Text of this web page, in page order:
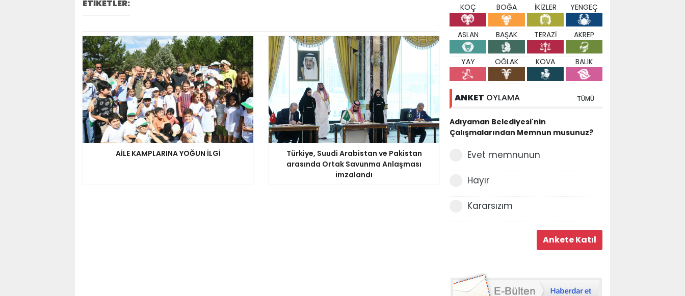
ETİKETLER:
AİLE KAMPLARINA YOĞUN İLGİ
Türkiye, Suudi Arabistan ve Pakistan
arasında Ortak Savunma Anlaşması
imzalandı
KOÇ BOĞA İKİZLER YENGEÇ
ASLAN BAŞAK TERAZİ AKREP
YAY OĞLAK KOVA BALIK
ANKET OYLAMA TÜMÜ
Adıyaman Belediyesi'nin
Çalışmalarından Memnun musunuz?
Evet memnunun
Hayır
Kararsızım